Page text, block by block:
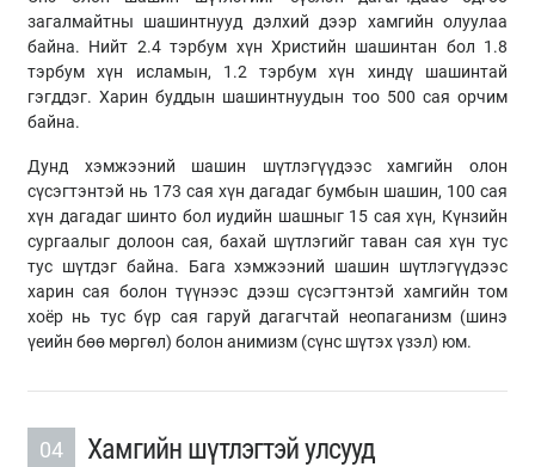
загалмайтны шашинтнууд дэлхий дээр хамгийн олуулаа
байна. Нийт 2.4 тэрбум хүн Христийн шашинтан бол 1.8
тэрбум хүн исламын, 1.2 тэрбум хүн хиндү шашинтай
гэгддэг. Харин буддын шашинтнуудын тоо 500 сая орчим
байна.
Дунд хэмжээний шашин шүтлэгүүдээс хамгийн олон
сүсэгтэнтэй нь 173 сая хүн дагадаг бумбын шашин, 100 сая
хүн дагадаг шинто бол иудийн шашныг 15 сая хүн, Күнзийн
сургаалыг долоон сая, бахай шүтлэгийг таван сая хүн тус
тус шүтдэг байна. Бага хэмжээний шашин шүтлэгүүдээс
харин сая болон түүнээс дээш сүсэгтэнтэй хамгийн том
хоёр нь тус бүр сая гаруй дагагчтай неопаганизм (шинэ
үеийн бөө мөргөл) болон анимизм (сүнс шүтэх үзэл) юм.
04 Хамгийн шүтлэгтэй улсууд